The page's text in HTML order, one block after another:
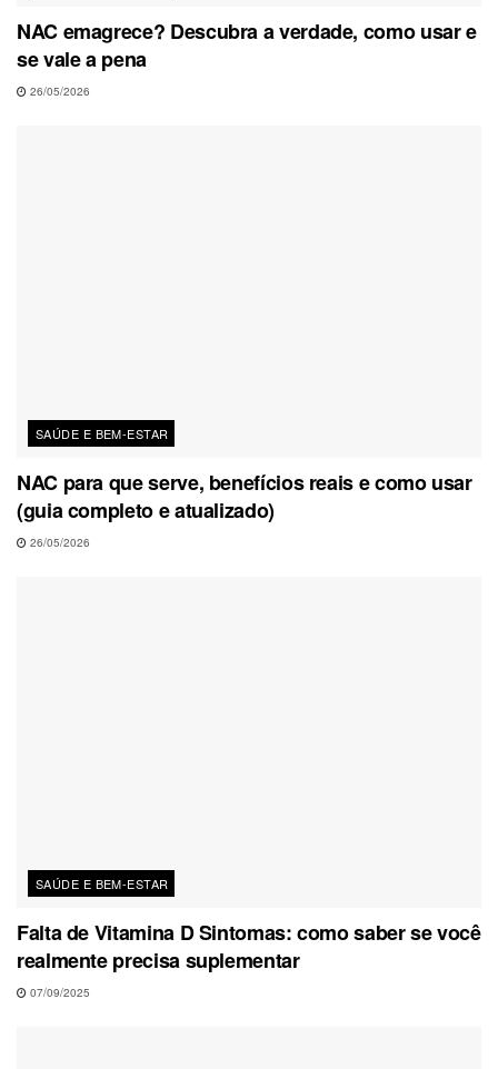
NAC emagrece? Descubra a verdade, como usar e
se vale a pena
26/05/2026
SAÚDE E BEM-ESTAR
NAC para que serve, benefícios reais e como usar
(guia completo e atualizado)
26/05/2026
SAÚDE E BEM-ESTAR
Falta de Vitamina D Sintomas: como saber se você
realmente precisa suplementar
07/09/2025